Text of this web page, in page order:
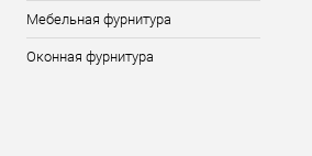
Мебельная фурнитура
Оконная фурнитура